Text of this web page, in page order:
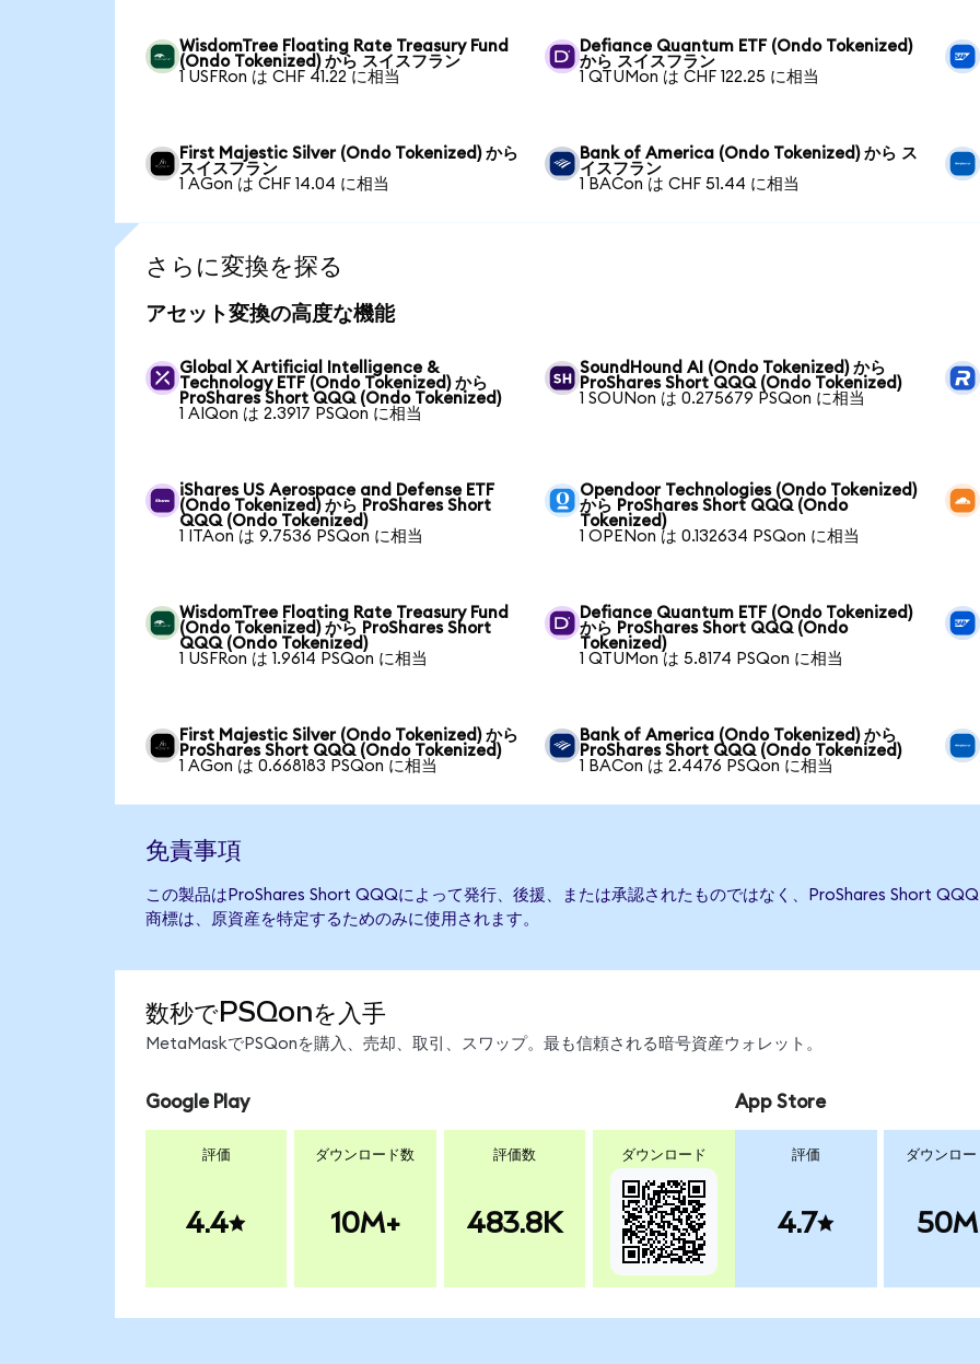
WisdomTree Floating Rate Treasury Fund
(Ondo Tokenized) から スイスフラン
1 USFRon は CHF 41.22 に相当
Defiance Quantum ETF (Ondo Tokenized)
から スイスフラン
1 QTUMon は CHF 122.25 に相当
First Majestic Silver (Ondo Tokenized) から
スイスフラン
1 AGon は CHF 14.04 に相当
Bank of America (Ondo Tokenized) から ス
イスフラン
1 BACon は CHF 51.44 に相当
さらに変換を探る
アセット変換の高度な機能
Global X Artificial Intelligence &
Technology ETF (Ondo Tokenized) から
ProShares Short QQQ (Ondo Tokenized)
1 AIQon は 2.3917 PSQon に相当
SoundHound AI (Ondo Tokenized) から
ProShares Short QQQ (Ondo Tokenized)
1 SOUNon は 0.275679 PSQon に相当
iShares US Aerospace and Defense ETF
(Ondo Tokenized) から ProShares Short
QQQ (Ondo Tokenized)
1 ITAon は 9.7536 PSQon に相当
Opendoor Technologies (Ondo Tokenized)
から ProShares Short QQQ (Ondo
Tokenized)
1 OPENon は 0.132634 PSQon に相当
WisdomTree Floating Rate Treasury Fund
(Ondo Tokenized) から ProShares Short
QQQ (Ondo Tokenized)
1 USFRon は 1.9614 PSQon に相当
Defiance Quantum ETF (Ondo Tokenized)
から ProShares Short QQQ (Ondo
Tokenized)
1 QTUMon は 5.8174 PSQon に相当
First Majestic Silver (Ondo Tokenized) から
ProShares Short QQQ (Ondo Tokenized)
1 AGon は 0.668183 PSQon に相当
Bank of America (Ondo Tokenized) から
ProShares Short QQQ (Ondo Tokenized)
1 BACon は 2.4476 PSQon に相当
免責事項
この製品はProShares Short QQQによって発行、後援、または承認されたものではなく、ProShares Short
商標は、原資産を特定するためのみに使用されます。
数秒でPSQonを入手
MetaMaskでPSQonを購入、売却、取引、スワップ。最も信頼される暗号資産ウォレット。
Google Play
評価
4.4
ダウンロード数
10M+
評価数
483.8K
ダウンロード
App Store
評価
4.7
ダウンロー